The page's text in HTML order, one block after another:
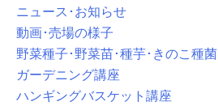
ニュース･お知らせ
動画･売場の様子
野菜種子･野菜苗･種芋･きのこ種菌
ガーデニング講座
ハンギングバスケット講座